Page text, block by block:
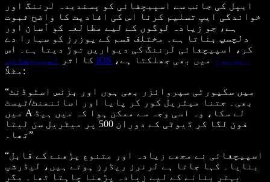
ایپل کی جانب سے اسپیچفائی کو پسندیدہ لرننگ اور
خواندگی ایپ تسلیم کرنا اس کی افادیت کا واضح ثبوت
ہے، جو زیادہ لوگوں کے لیے مطالعہ کو آسان اور
دلچسپ بناتا ہے۔ مختلف قسم کے یوزرز کو سہارا دے
کر، اسپیچفائی لرننگ کی دیواریں توڑ دیتا ہے۔ اس
کا اثر
اسپیچفائی iOS ریویوز
میں بھی جھلکتا ہے،
مثلاً:
“میں سکیورٹی سپروائزر بھی ہوں اور بزنس اسٹوڈنٹ
بھی۔ جتنا میٹریل کور کر پایا اور اسائنمنٹ/ٹیسٹ
میں A لے سکا، وہ اسی وجہ سے ممکن ہوا کہ میں ہیڈ
فون لگا کر ڈیوٹی کے دوران 500 پر میٹریل سن لیتا
تھا۔”
“اسپیچفائی نے مجھے زیادہ اور متنوع پڑھنے کے قابل
بنایا۔ کہا جاتا ہے لرنرز ریڈرز ہوتے ہیں، لیڈرشپ
بہتر بنانے کے لیے زیادہ پڑھنا چاہتا تھا۔ مگر